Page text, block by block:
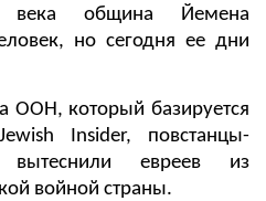
века община Йемена
но сегодня ее дни
ООН, который базируется
Insider, повстанцы-
вытеснили евреев из
войной страны.